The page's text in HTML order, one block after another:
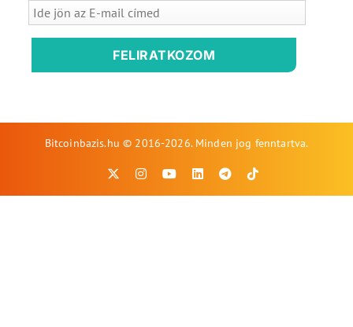
FELIRATKOZOM
Bitcoinbazis.hu © 2016-2026. Minden jog fenntartva.